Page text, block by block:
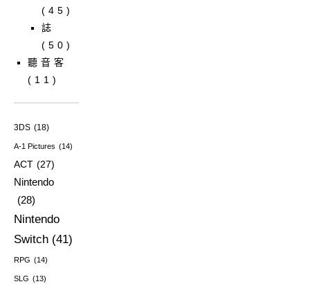
(45)
誌
(50)
聽音客
(11)
3DS (18)
A-1 Pictures (14)
ACT (27)
Nintendo
(28)
Nintendo
Switch (41)
RPG (14)
SLG (13)